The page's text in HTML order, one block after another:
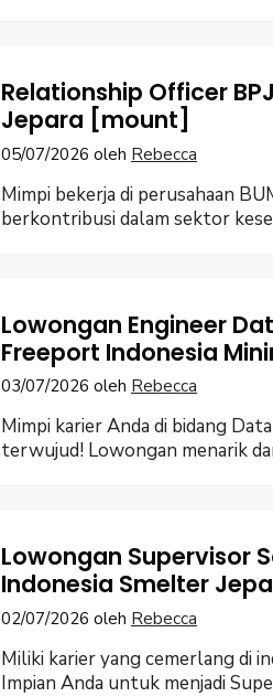
Relationship Officer
Jepara [mount]
05/07/2026 oleh Rebecca
Mimpi bekerja di perusahaan
berkontribusi dalam sektor
Lowongan Engineer
Freeport Indonesia
03/07/2026 oleh Rebecca
Mimpi karier Anda di bidang
terwujud! Lowongan menarik
Lowongan Supervisor
Indonesia Smelter
02/07/2026 oleh Rebecca
Miliki karier yang cemerlang di
Impian Anda untuk menjadi